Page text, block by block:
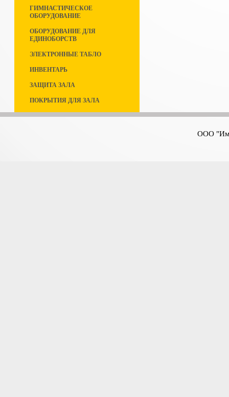
ГИМНАСТИЧЕСКОЕ
ОБОРУДОВАНИЕ
ОБОРУДОВАНИЕ ДЛЯ
ЕДИНОБОРСТВ
ЭЛЕКТРОННЫЕ ТАБЛО
ИНВЕНТАРЬ
ЗАЩИТА ЗАЛА
ПОКРЫТИЯ ДЛЯ ЗАЛА
ООО